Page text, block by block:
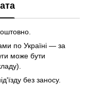
по Україні — за
може бути
без заносу.